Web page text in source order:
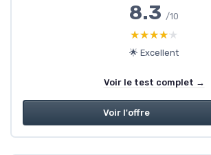
8.3 /10
★★★★★
★★★★★
🌟 Excellent
Voir le test complet →
Voir l'offre